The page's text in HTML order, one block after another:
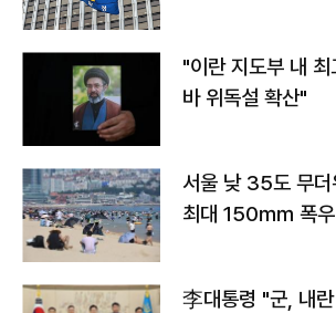
"이란 지도부 내
바 위독설 확산"
서울 낮 35도 무
최대 150㎜ 폭우
李대통령 "군, 내